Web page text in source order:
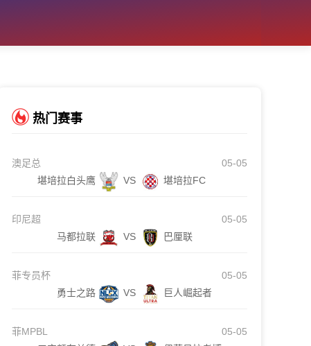
热门赛事
澳足总
05-05
堪培拉白头鹰
VS 堪培拉FC
印尼超
05-05
马都拉联
VS 巴厘联
菲专员杯
05-05
勇士之路
VS 巨人崛起者
菲MPBL
05-05